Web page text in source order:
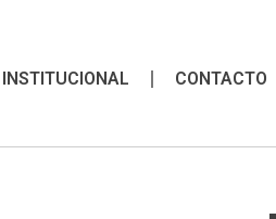
INSTITUCIONAL CONTACTO